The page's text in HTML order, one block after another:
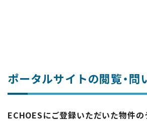
ポータルサイトの閲覧・問
ECHOESにご登録いただいた物件の